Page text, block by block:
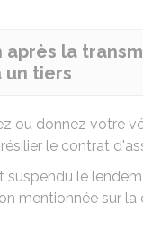
après la
un tiers
ou donnez votre
le contrat
suspendu le
mentionnée sur la